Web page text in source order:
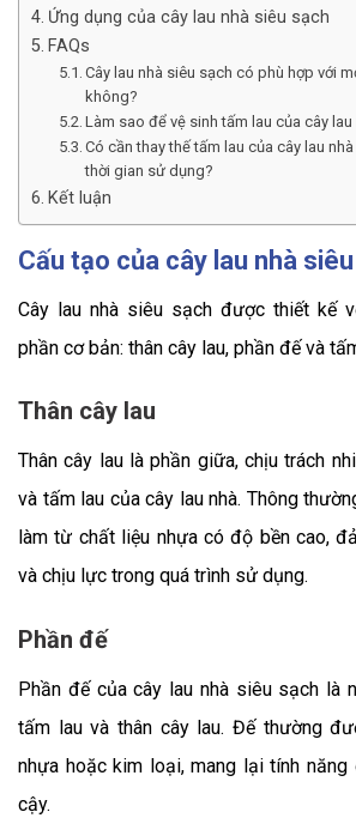
Ứng dụng của cây lau nhà siêu sạch
FAQs
Cây lau nhà siêu sạch có phù hợp với
không?
Làm sao để vệ sinh tấm lau của cây
Có cần thay thế tấm lau của cây lau
thời gian sử dụng?
Kết luận
Cấu tạo của cây lau nhà
Cây lau nhà siêu sạch được thiết kế
phần cơ bản: thân cây lau, phần đế và
Thân cây lau
Thân cây lau là phần giữa, chịu trách
và tấm lau của cây lau nhà. Thông
làm từ chất liệu nhựa có độ bền cao,
và chịu lực trong quá trình sử dụng.
Phần đế
Phần đế của cây lau nhà siêu sạch là
tấm lau và thân cây lau. Đế thường
nhựa hoặc kim loại, mang lại tính
cậy.